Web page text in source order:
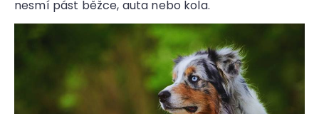
nesmí pást běžce, auta nebo kola.